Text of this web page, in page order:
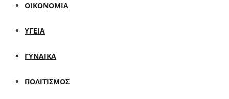
ΟΙΚΟΝΟΜΙΑ
ΥΓΕΙΑ
ΓΥΝΑΙΚΑ
ΠΟΛΙΤΙΣΜΟΣ